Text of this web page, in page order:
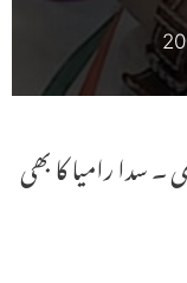
۔ سدا رامیا کا بھی